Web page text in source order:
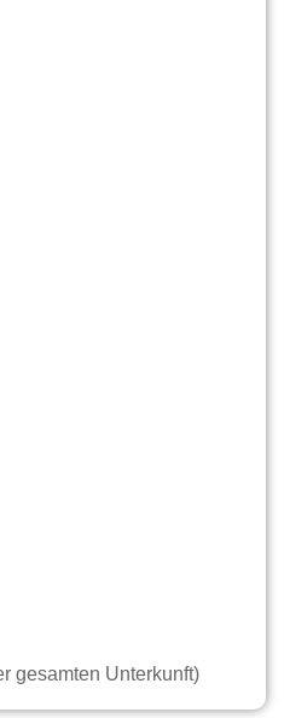
gesamten Unterkunft)